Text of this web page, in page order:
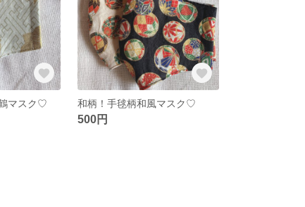
マスク♡ 和柄！手毬柄和風マスク♡
500円